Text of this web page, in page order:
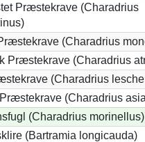
Præstekrave (Charadrius
(Charadrius
Præstekrave (Charadrius
(Charadrius
(Charadrius
(Charadrius morinellus)
(Bartramia longicauda)